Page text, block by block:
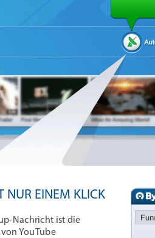
NUR EINEM KLICK
Nachricht ist die
YouTube